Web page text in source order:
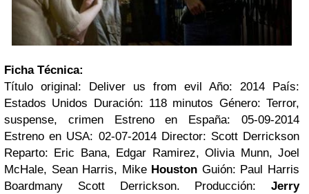
Ficha Técnica:
Título original: Deliver us from evil Año: 2014 País:
Estados Unidos Duración: 118 minutos Género: Terror,
suspense, crimen Estreno en España: 05-09-2014
Estreno en USA: 02-07-2014 Director: Scott Derrickson
Reparto: Eric Bana, Edgar Ramirez, Olivia Munn, Joel
McHale, Sean Harris, Mike Houston Guión: Paul Harris
Boardmany Scott Derrickson. Producción: Jerry